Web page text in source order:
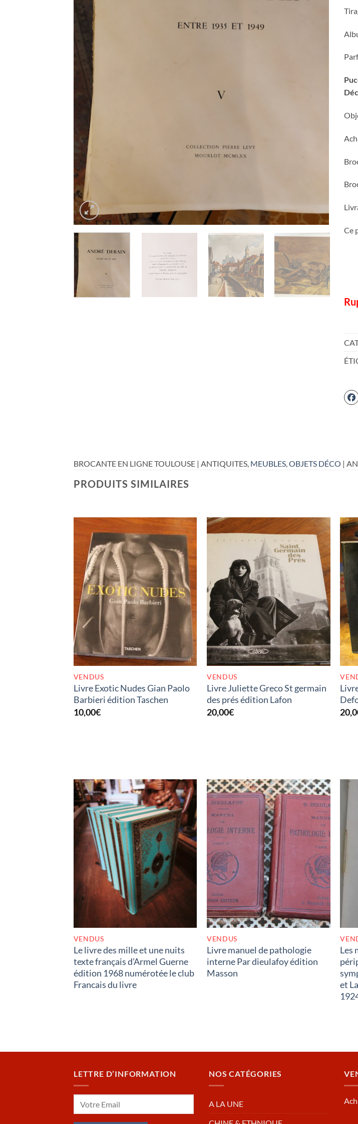
Ce
BROCANTE EN LIGNE TOULOUSE | ANTIQUITES, MEUBLES,OBJETS DÉCO |
PRODUITS SIMILAIRES
RUPTURE DE STOCK
VENDUS
Livre Exotic Nudes Gian Paolo
Barbieri édition Taschen
10,00€
RUPTURE DE STOCK
VENDUS
Livre Juliette Greco St germain
des prés édition Lafon
20,00€
RUPTURE DE STOCK
VENDUS
Le livre des mille et une nuits
texte français d’Armel Guerne
édition 1968 numérotée le club
Francais du livre
RUPTURE DE STOCK
VENDUS
Livre manuel de pathologie
interne Par dieulafoy édition
Masson
Les
et
LETTRE D’INFORMATION NOS CATÉGORIES
A LA UNE